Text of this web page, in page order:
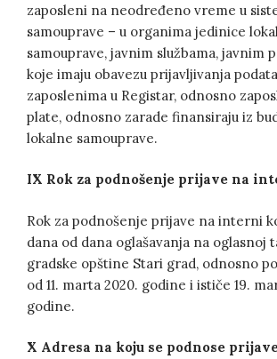
zaposleni na neodređeno vreme u
samouprave – u organima jedinice
samouprave, javnim službama, javnim
koje imaju obavezu prijavljivanja
zaposlenima u Registar, odnosno
plate, odnosno zarade finansiraju iz
lokalne samouprave.
IX Rok za podnošenje prijave na
Rok za podnošenje prijave na interni
dana od dana oglašavanja na oglasnoj
gradske opštine Stari grad, odnosno
od 11. marta 2020. godine i ističe 19.
godine.
X Adresa na koju se podnose